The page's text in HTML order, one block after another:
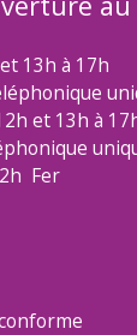
13h à 17h
et 13h à
Fer